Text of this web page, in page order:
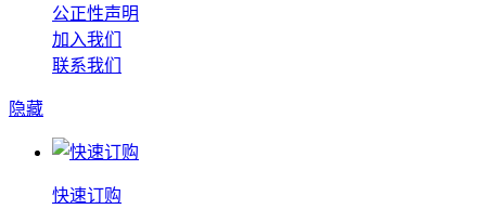
公正性声明
加入我们
联系我们
隐藏
快速订购